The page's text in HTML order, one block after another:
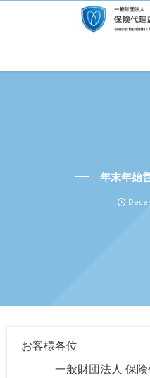
年末年始
お客様各位
一般財団法人 保